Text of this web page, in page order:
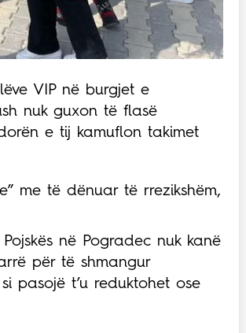
VIP në burgjet e
nuk guxon të flasë
e tij kamuflon takimet
me të dënuar të rrezikshëm,
në Pogradec nuk kanë
për të shmangur
pasojë t’u reduktohet ose